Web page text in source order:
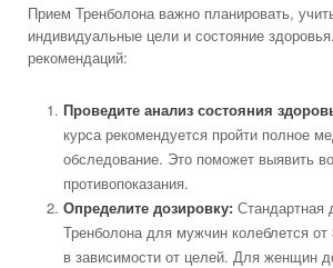
Прием Тренболона важно планировать,
индивидуальные цели и состояние
рекомендаций:
Проведите анализ состояния
курса рекомендуется пройти полное
обследование. Это поможет выявить
противопоказания.
Определите дозировку: Стандартная
Тренболона для мужчин колеблется
в зависимости от целей. Для женщин